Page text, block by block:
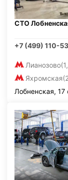
СТО
+7 (499) 110-
Лианозово
Яхромская
Лобненская, 17